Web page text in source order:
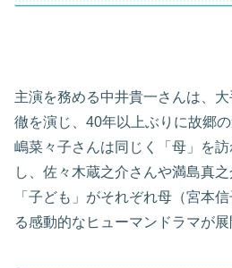
主演を務める中井貴一さんは、
徹を演じ、40年以上ぶりに故郷
嶋菜々子さんは同じく「母」を
し、佐々木蔵之介さんや満島真
「子ども」がそれぞれ母（宮本
る感動的なヒューマンドラマが展